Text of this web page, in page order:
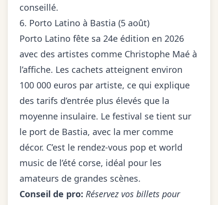
conseillé.
6. Porto Latino à Bastia (5 août)
Porto Latino fête sa 24e édition en 2026
avec des artistes comme Christophe Maé à
l’affiche. Les cachets atteignent environ
100 000 euros par artiste, ce qui explique
des tarifs d’entrée plus élevés que la
moyenne insulaire. Le festival se tient sur
le port de Bastia, avec la mer comme
décor. C’est le rendez-vous pop et world
music de l’été corse, idéal pour les
amateurs de grandes scènes.
Conseil de pro: Réservez vos billets pour